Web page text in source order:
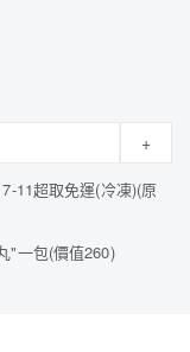
+
11超取免運(冷凍)(原
"一包(價值260)